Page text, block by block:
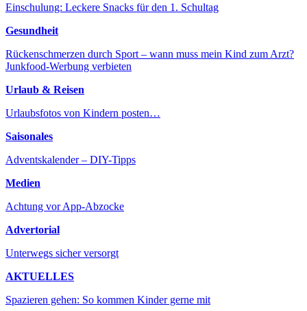
Einschulung: Leckere Snacks für den 1. Schultag
Gesundheit
Rückenschmerzen durch Sport – wann muss mein Kind zum Arzt?
Junkfood-Werbung verbieten
Urlaub & Reisen
Urlaubsfotos von Kindern posten…
Saisonales
Adventskalender – DIY-Tipps
Medien
Achtung vor App-Abzocke
Advertorial
Unterwegs sicher versorgt
AKTUELLES
Spazieren gehen: So kommen Kinder gerne mit